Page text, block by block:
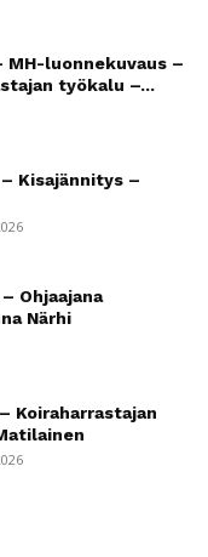
luonnekuvaus –
työkalu –...
Kisajännitys –
Ohjaajana
Närhi
Koiraharrastajan